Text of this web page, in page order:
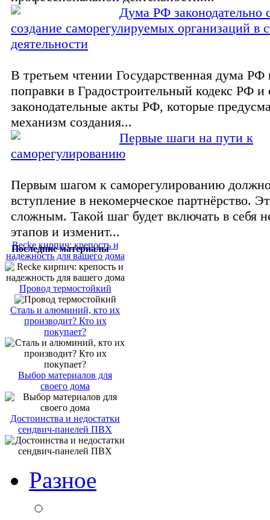
Дума РФ законодательно
создание саморегулируемых организаций в
деятельности
В третьем чтении Государственная дума РФ
поправки в Градостроительный кодекс РФ и
законодательные акты РФ, которые
механизм создания...
Первые шаги на пути к
саморегулированию
Первым шагом к саморегулированию должно
вступление в некомерческое партнёрство.
сложным. Такой шаг будет включать в себя
этапов и изменит...
Последние материалы
Recke кирпич: крепость и
надежность для вашего дома
Провод термостойкий
Сталь и алюминий, кто их
производит? Кто их
покупает?
Выбор материалов для
своего дома
Достоинства и недостатки
сендвич-панелей ПВХ
Разное